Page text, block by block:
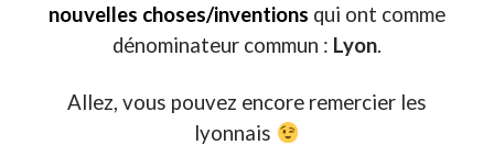
nouvelles choses/inventions qui ont comme
dénominateur commun : Lyon.
Allez, vous pouvez encore remercier les
lyonnais